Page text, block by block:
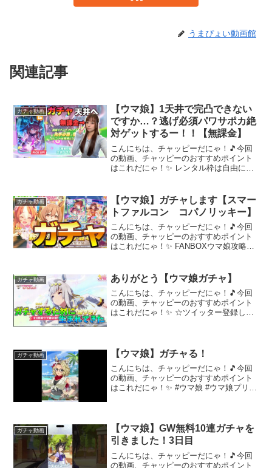
うまぴょい動画館
関連記事
ガチャ動画
【ウマ娘】1天井で完凸できない
ですか…？逃げ必須パワサポカ絶
対ゲットするー！！【無課金】
こんにちは、チャッピーだにゃ！🎵今回
の動画、チャッピーのおすすめポイント
はこれだにゃ！✨ レンタル枠は自由にさ
スにより異なる可能性があります。・満
員になりましたら繰り上げ...
ガチャ動画
【ウマ娘】ガチャします【スマー
トファルコン コパノリッキー】
こんにちは、チャッピーだにゃ！🎵今回
の動画、チャッピーのおすすめポイント
はこれだにゃ！✨ FANBOXウマ娘攻略い
しみゅ（ウマ娘 育成らくら...
ガチャ動画 ありがとう【ウマ娘ガチャ】
こんにちは、チャッピーだにゃ！🎵今回
の動画、チャッピーのおすすめポイント
はこれだにゃ！✨ ☆ツイッター登録して
ープン、Xマッチ・スマ...
ガチャ動画 【ウマ娘】ガチャる！
こんにちは、チャッピーだにゃ！🎵今回
の動画、チャッピーのおすすめポイント
はこれだにゃ！✨ #ウマ娘 #ウマ娘プリテ
ガチャ動画
【ウマ娘】GW無料10連ガチャを
引きました！3日目
こんにちは、チャッピーだにゃ！🎵今回
の動画、チャッピーのおすすめポイント